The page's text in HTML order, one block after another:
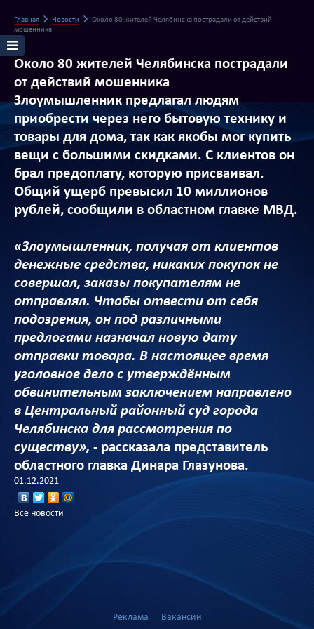
Главная Новости
Около 80 жителей Челябинска пострадали от действий
мошенника
Около 80 жителей Челябинска пострадали
от действий мошенника
Злоумышленник предлагал людям
приобрести через него бытовую технику и
товары для дома, так как якобы мог купить
вещи с большими скидками. С клиентов он
брал предоплату, которую присваивал.
Общий ущерб превысил 10 миллионов
рублей, сообщили в областном главке МВД.
«Злоумышленник, получая от клиентов
денежные средства, никаких покупок не
совершал, заказы покупателям не
отправлял. Чтобы отвести от себя
подозрения, он под различными
предлогами назначал новую дату
отправки товара. В настоящее время
уголовное дело с утверждённым
обвинительным заключением направлено
в Центральный районный суд города
Челябинска для рассмотрения по
существу», - рассказала представитель
областного главка Динара Глазунова.
01.12.2021
Все новости
Реклама Вакансии